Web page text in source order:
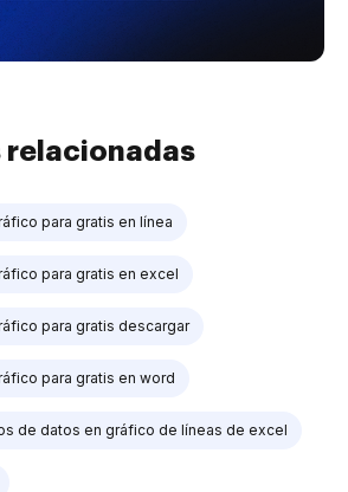
relacionadas
para gratis en línea
para gratis en excel
para gratis descargar
para gratis en word
de datos en gráfico de líneas de excel